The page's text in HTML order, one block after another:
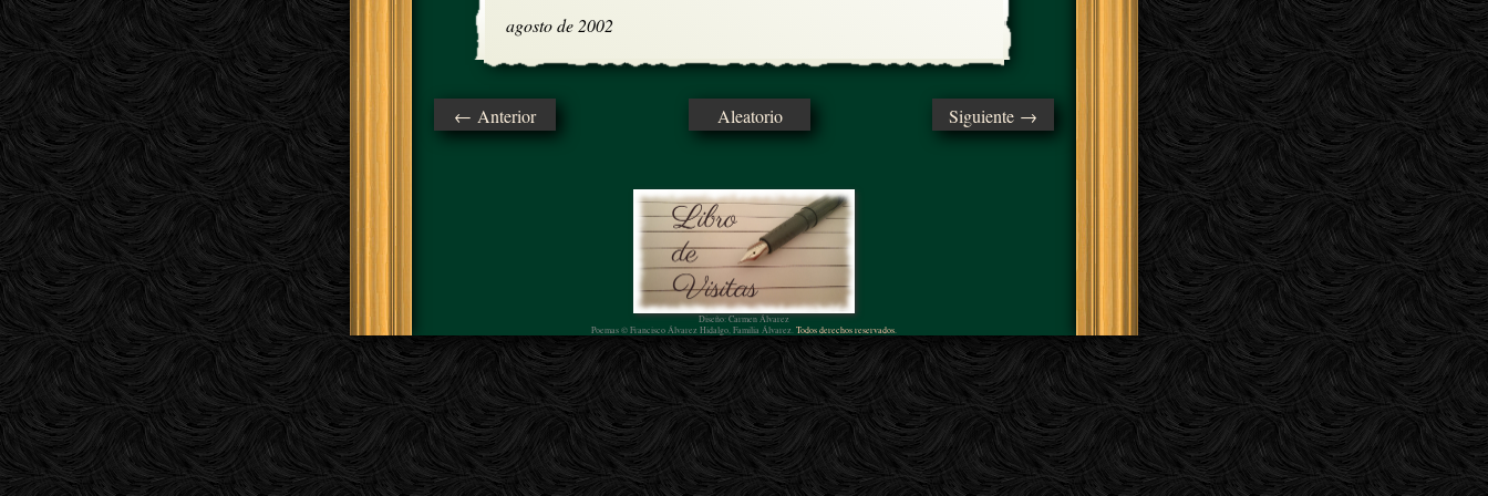
agosto de 2002
← Anterior Aleatorio Siguiente →
Diseño: Carmen Álvarez
Poemas © Francisco Álvarez Hidalgo, Familia Álvarez. Todos derechos reservados.